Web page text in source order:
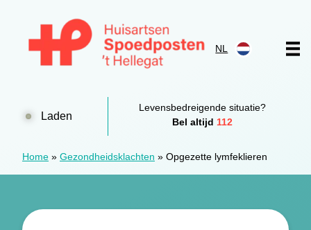
NL
Laden
Levensbedreigende situatie?
Bel altijd 112
Home » Gezondheidsklachten » Opgezette lymfeklieren